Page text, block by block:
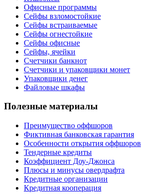
Офисные программы
Сейфы взломостойкие
Сейфы встраиваемые
Сейфы огнестойкие
Сейфы офисные
Сейфы, ячейки
Счетчики банкнот
Счетчики и упаковщики монет
Упаковщики денег
Файловые шкафы
Полезные материалы
Преимущество оффшоров
Фиктивная банковская гарантия
Особенности открытия оффшоров
Тендерные кредиты
Коэффициент Доу-Джонса
Плюсы и минусы овердрафта
Кредитные организации
Кредитная кооперация